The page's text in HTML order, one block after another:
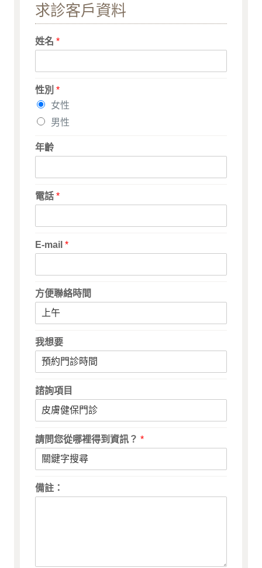
求診客戶資料
姓名*
性別*
女性
男性
年齡
電話*
E-mail*
方便聯絡時間
我想要
諮詢項目
請問您從哪裡得到資訊？*
備註：